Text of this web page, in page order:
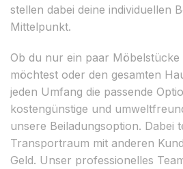
stellen dabei deine individuellen
Mittelpunkt.
Ob du nur ein paar
möchtest oder den gesamten
jeden Umfang die passende
kostengünstige und
unsere Beiladungsoption. Dabei
Transportraum mit anderen
Geld. Unser professionelles